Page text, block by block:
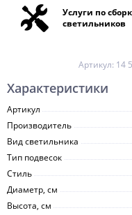
Услуги по
светильников
Артикул: 14
Характеристики
Артикул
Производитель
Вид светильника
Тип подвесок
Стиль
Диаметр, см
Высота, см